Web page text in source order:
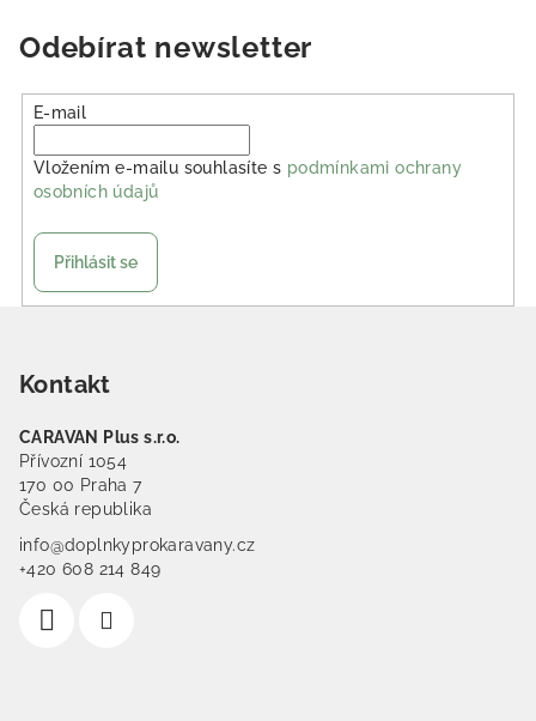
Odebírat newsletter
E-mail
Vložením e-mailu souhlasíte s podmínkami ochrany
osobních údajů
Přihlásit se
Kontakt
CARAVAN Plus s.r.o.
Přívozní 1054
170 00 Praha 7
Česká republika
info@doplnkyprokaravany.cz
+420 608 214 849